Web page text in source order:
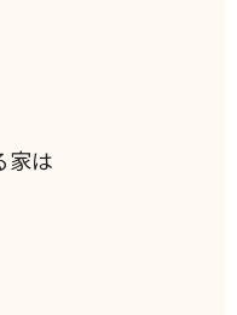
家は